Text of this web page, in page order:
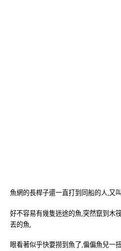
魚網的長桿子還一直打到同船的人,又
好不容易有幾隻迷途的魚,突然竄到木
丟的魚,
眼看著似乎快要撈到魚了,偏偏魚兒一